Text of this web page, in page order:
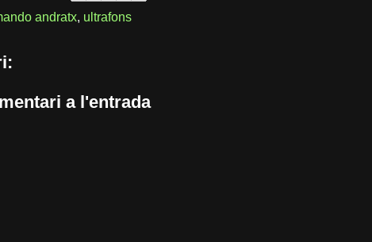
andratx, ultrafons
a l'entrada